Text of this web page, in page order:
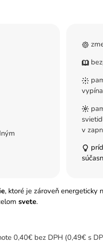
v
, ktoré je zároveň energeticky
svete.
0,40€ bez DPH (0,49€ s